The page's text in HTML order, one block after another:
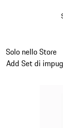
Solo nello Store
Add Set di
Diapositiva 20 di